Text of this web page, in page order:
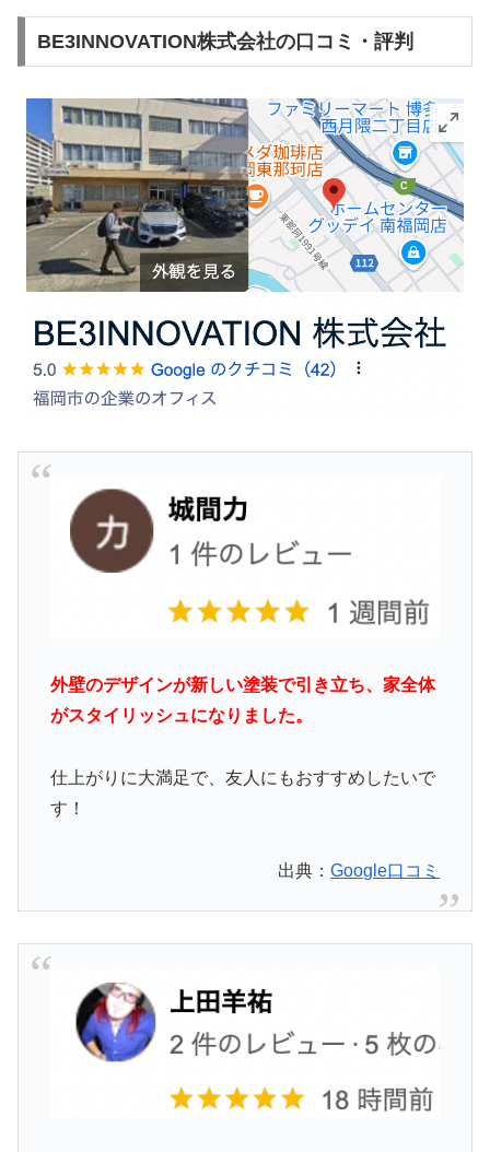
BE3INNOVATION株式会社の口コミ・評判
外壁のデザインが新しい塗装で引き立ち、家全体
がスタイリッシュになりました。
仕上がりに大満足で、友人にもおすすめしたいで
す！
出典：Google口コミ